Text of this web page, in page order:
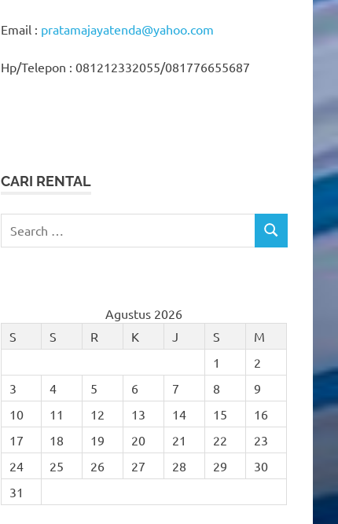
Email : pratamajayatenda@yahoo.com
Hp/Telepon : 081212332055/081776655687
CARI RENTAL
for:
SEARCH
Agustus 2026
S
S R K J S
M
1
2
3
4 5 6 7 8
9
10
11 12 13 14 15
16
17
18 19 20 21 22
23
24
25 26 27 28 29
30
31